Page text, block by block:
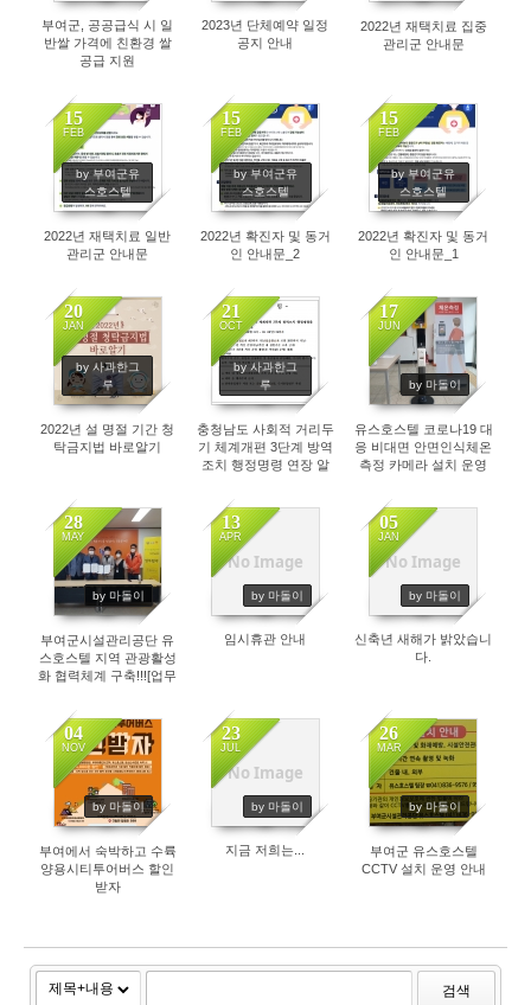
부여군, 공공급식 시 일
반쌀 가격에 친환경 쌀
공급 지원
2023년 단체예약 일정
공지 안내
2022년 재택치료 집중
관리군 안내문
15
FEB
by 부여군유
스호스텔
3219
2022년 재택치료 일반
관리군 안내문
15
FEB
by 부여군유
스호스텔
3276
2022년 확진자 및 동거
인 안내문_2
15
FEB
by 부여군유
스호스텔
3499
2022년 확진자 및 동거
인 안내문_1
20
JAN
by 사과한그
루
3615
2022년 설 명절 기간 청
탁금지법 바로알기
21
OCT
by 사과한그
루
3578
충청남도 사회적 거리두
기 체계개편 3단계 방역
조치 행정명령 연장 알
17
JUN
by 마돌이
4296
유스호스텔 코로나19 대
응 비대면 안면인식체온
측정 카메라 설치 운영
28
MAY
by 마돌이
4229
부여군시설관리공단 유
스호스텔 지역 관광활성
화 협력체계 구축!!![업무
No Image
13
APR
by 마돌이
3719
임시휴관 안내
No Image
05
JAN
by 마돌이
3617
신축년 새해가 밝았습니
다.
04
NOV
by 마돌이
4792
부여에서 숙박하고 수륙
양용시티투어버스 할인
받자
No Image
23
JUL
by 마돌이
4847
지금 저희는...
26
MAR
by 마돌이
3824
부여군 유스호스텔
CCTV 설치 운영 안내
검색